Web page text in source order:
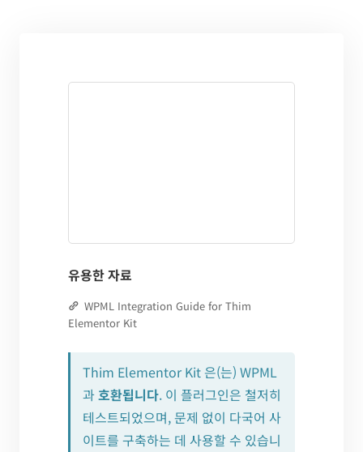
유용한 자료
WPML Integration Guide for Thim
Elementor Kit
Thim Elementor Kit 은(는) WPML
과호환됩니다. 이 플러그인은 철저히
테스트되었으며, 문제 없이 다국어 사
이트를 구축하는 데 사용할 수 있습니